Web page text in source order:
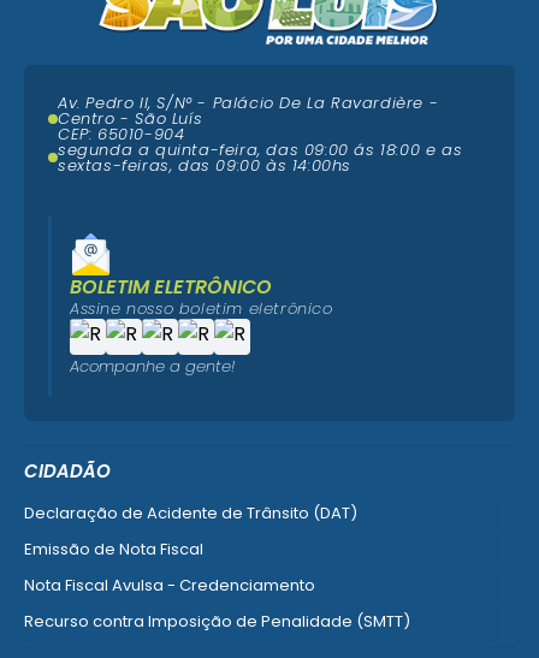
CIDADÃO
Declaração de Acidente de Trânsito (DAT)
Emissão de Nota Fiscal
Nota Fiscal Avulsa - Credenciamento
Recurso contra Imposição de Penalidade (SMTT)
Av. Pedro II, S/N° - Palácio De La Ravardière -
Centro - São Luís
CEP: 65010-904
segunda a quinta-feira, das 09:00 ás 18:00 e as
sextas-feiras, das 09:00 às 14:00hs
BOLETIM ELETRÔNICO
Assine nosso boletim eletrônico
Acompanhe a gente!